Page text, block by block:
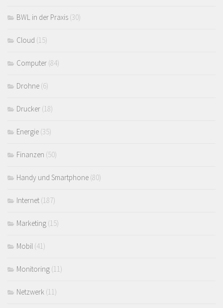
BWL in der Praxis (30)
Cloud (15)
Computer (84)
Drohne (6)
Drucker (18)
Energie (35)
Finanzen (50)
Handy und Smartphone (80)
Internet (187)
Marketing (15)
Mobil (41)
Monitoring (11)
Netzwerk (11)